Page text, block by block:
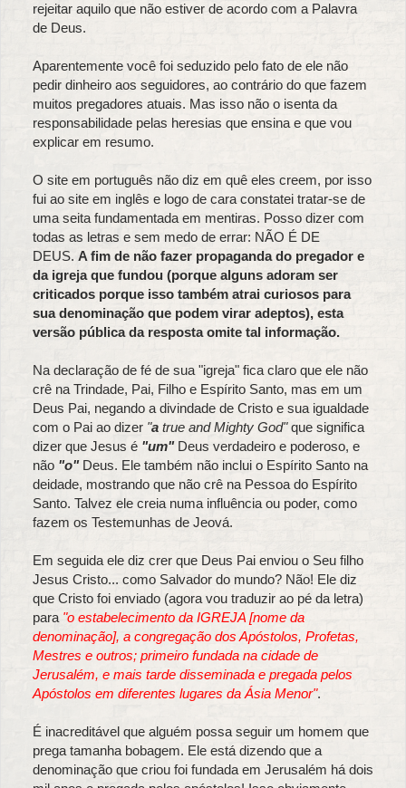
rejeitar aquilo que não estiver de acordo com a Palavra
de Deus.
Aparentemente você foi seduzido pelo fato de ele não
pedir dinheiro aos seguidores, ao contrário do que fazem
muitos pregadores atuais. Mas isso não o isenta da
responsabilidade pelas heresias que ensina e que vou
explicar em resumo.
O site em português não diz em quê eles creem, por isso
fui ao site em inglês e logo de cara constatei tratar-se de
uma seita fundamentada em mentiras. Posso dizer com
todas as letras e sem medo de errar: NÃO É DE
DEUS. A fim de não fazer propaganda do pregador e
da igreja que fundou (porque alguns adoram ser
criticados porque isso também atrai curiosos para
sua denominação que podem virar adeptos), esta
versão pública da resposta omite tal informação.
Na declaração de fé de sua "igreja" fica claro que ele não
crê na Trindade, Pai, Filho e Espírito Santo, mas em um
Deus Pai, negando a divindade de Cristo e sua igualdade
com o Pai ao dizer "a true and Mighty God"que significa
dizer que Jesus é "um"Deus verdadeiro e poderoso, e
não "o"Deus. Ele também não inclui o Espírito Santo na
deidade, mostrando que não crê na Pessoa do Espírito
Santo. Talvez ele creia numa influência ou poder, como
fazem os Testemunhas de Jeová.
Em seguida ele diz crer que Deus Pai enviou o Seu filho
Jesus Cristo... como Salvador do mundo? Não! Ele diz
que Cristo foi enviado (agora vou traduzir ao pé da letra)
para "o estabelecimento da IGREJA [nome da
denominação], a congregação dos Apóstolos, Profetas,
Mestres e outros; primeiro fundada na cidade de
Jerusalém, e mais tarde disseminada e pregada pelos
Apóstolos em diferentes lugares da Ásia Menor".
É inacreditável que alguém possa seguir um homem que
prega tamanha bobagem. Ele está dizendo que a
denominação que criou foi fundada em Jerusalém há dois